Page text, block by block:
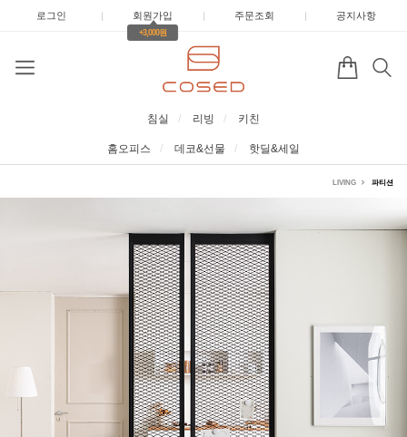
로그인 | 회원가입 |
+3,000원
주문조회 | 공지사항
침실 리빙 키친
홈오피스 데코&선물 핫딜&세일
LIVING 파티션